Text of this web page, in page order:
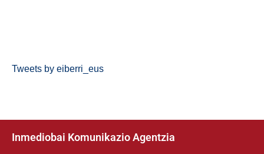
Tweets by eiberri_eus
Inmediobai Komunikazio Agentzia